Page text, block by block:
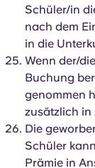
Schüler/in
nach dem
in die
Wenn der/
Buchung
genommen
zusätzlich in
Die
Schüler
Prämie in